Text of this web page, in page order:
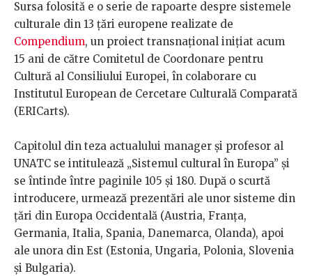
Sursa folosită e o serie de rapoarte despre sistemele
culturale din 13 țări europene realizate de
Compendium, un proiect transnațional inițiat acum
15 ani de către Comitetul de Coordonare pentru
Cultură al Consiliului Europei, în colaborare cu
Institutul European de Cercetare Culturală Comparată
(ERICarts).
Capitolul din teza actualului manager și profesor al
UNATC se intitulează „Sistemul cultural în Europa” și
se întinde între paginile 105 și 180. După o scurtă
introducere, urmează prezentări ale unor sisteme din
țări din Europa Occidentală (Austria, Franța,
Germania, Italia, Spania, Danemarca, Olanda), apoi
ale unora din Est (Estonia, Ungaria, Polonia, Slovenia
și Bulgaria).